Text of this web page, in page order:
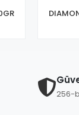
256-